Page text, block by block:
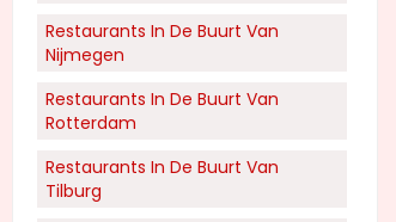
Restaurants In De Buurt Van
Nijmegen
Restaurants In De Buurt Van
Rotterdam
Restaurants In De Buurt Van
Tilburg